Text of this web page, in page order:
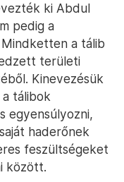
ki Abdul
pedig a
a tálib
területi
Kinevezésük
tálibok
egyensúlyozni,
haderőnek
feszültségeket
között.